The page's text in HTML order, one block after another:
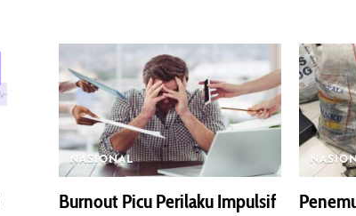
NASIONAL
Burnout Picu Perilaku Impulsif